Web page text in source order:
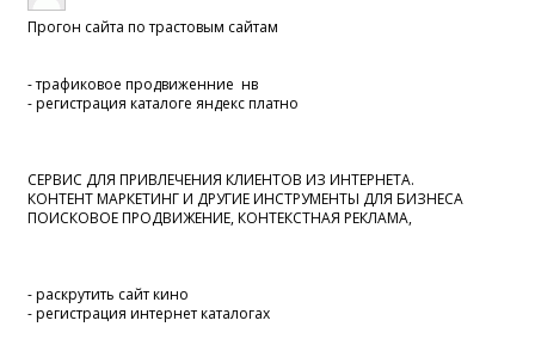
Прогон сайта по трастовым сайтам
- трафиковое продвиженние нв
- регистрация каталоге яндекс платно
СЕРВИС ДЛЯ ПРИВЛЕЧЕНИЯ КЛИЕНТОВ ИЗ ИНТЕРНЕТА.
КОНТЕНТ МАРКЕТИНГ И ДРУГИЕ ИНСТРУМЕНТЫ ДЛЯ БИЗНЕСА
ПОИСКОВОЕ ПРОДВИЖЕНИЕ, КОНТЕКСТНАЯ РЕКЛАМА,
- раскрутить сайт кино
- регистрация интернет каталогах